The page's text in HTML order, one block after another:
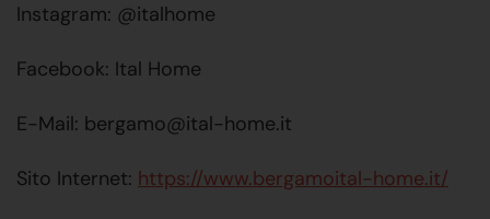
Instagram: @italhome
Facebook: Ital Home
E-Mail: bergamo@ital-home.it
Sito Internet: https://www.bergamoital-home.it/